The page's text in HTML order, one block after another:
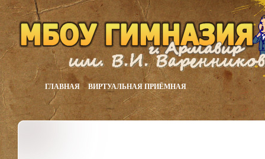
ГЛАВНАЯ ВИРТУАЛЬНАЯ ПРИЁМНАЯ